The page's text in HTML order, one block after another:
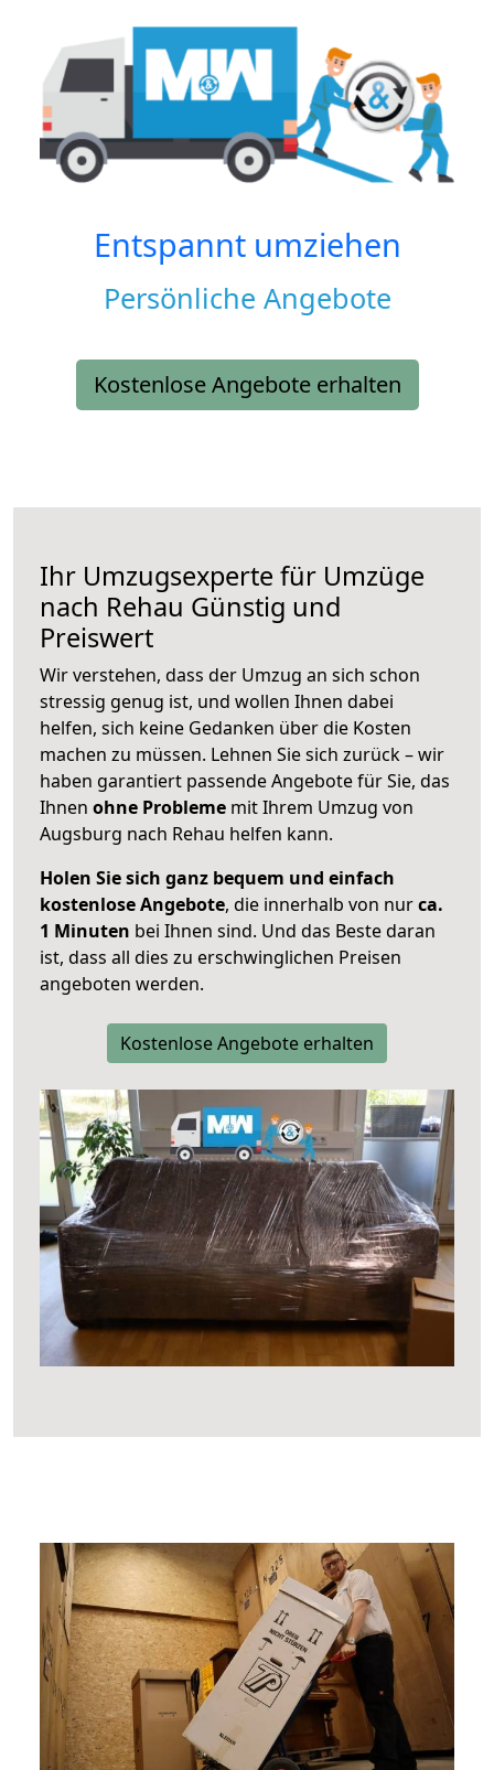
Entspannt umziehen
Persönliche Angebote
Kostenlose Angebote erhalten
Ihr Umzugsexperte für Umzüge
nach Rehau Günstig und
Preiswert
Wir verstehen, dass der Umzug an sich schon
stressig genug ist, und wollen Ihnen dabei
helfen, sich keine Gedanken über die Kosten
machen zu müssen. Lehnen Sie sich zurück – wir
haben garantiert passende Angebote für Sie, das
Ihnen ohne Probleme mit Ihrem Umzug von
Augsburg nach Rehau helfen kann.
Holen Sie sich ganz bequem und einfach
kostenlose Angebote, die innerhalb von nurca.
1 Minuten bei Ihnen sind. Und das Beste daran
ist, dass all dies zu erschwinglichen Preisen
angeboten werden.
Kostenlose Angebote erhalten